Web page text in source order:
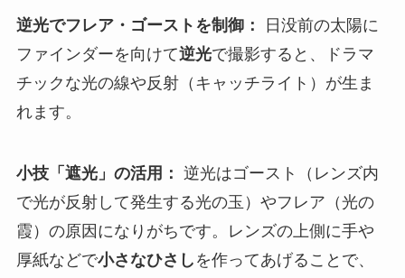
逆光でフレア・ゴーストを制御：
日没前の太陽に
ファインダーを向けて逆光で撮影すると、ドラマ
チックな光の線や反射（キャッチライト）が生ま
れます。
小技「遮光」の活用： 逆光はゴースト（レンズ内
で光が反射して発生する光の玉）やフレア（光の
霞）の原因になりがちです。レンズの上側に手や
厚紙などで小さなひさし を作ってあげることで、